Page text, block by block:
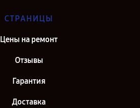
СТРАНИЦЫ
Цены на ремонт
Отзывы
Гарантия
Доставка